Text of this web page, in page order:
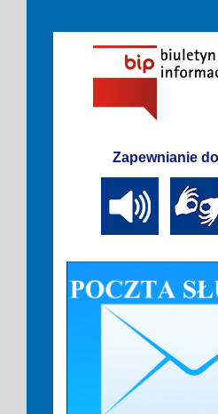
Zapewnianie